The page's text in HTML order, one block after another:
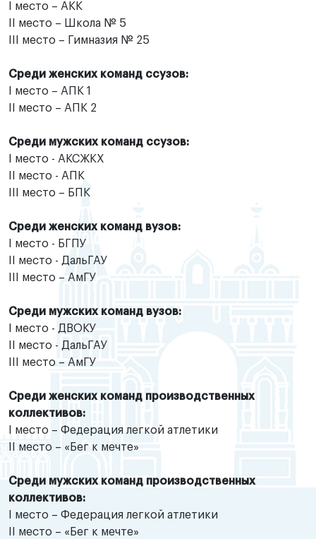
I место – АКК
II место – Школа № 5
III место – Гимназия № 25
Среди женских команд ссузов:
I место – АПК 1
II место – АПК 2
Среди мужских команд ссузов:
I место - АКСЖКХ
II место - АПК
III место – БПК
Среди женских команд вузов:
I место - БГПУ
II место - ДальГАУ
III место – АмГУ
Среди мужских команд вузов:
I место - ДВОКУ
II место - ДальГАУ
III место – АмГУ
Среди женских команд производственных
коллективов:
I место – Федерация легкой атлетики
II место – «Бег к мечте»
Среди мужских команд производственных
коллективов:
I место – Федерация легкой атлетики
II место – «Бег к мечте»